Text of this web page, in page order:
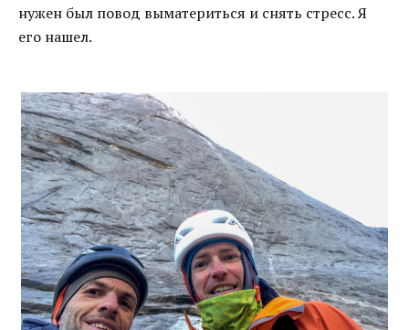
нужен был повод выматериться и снять стресс. Я
его нашел.